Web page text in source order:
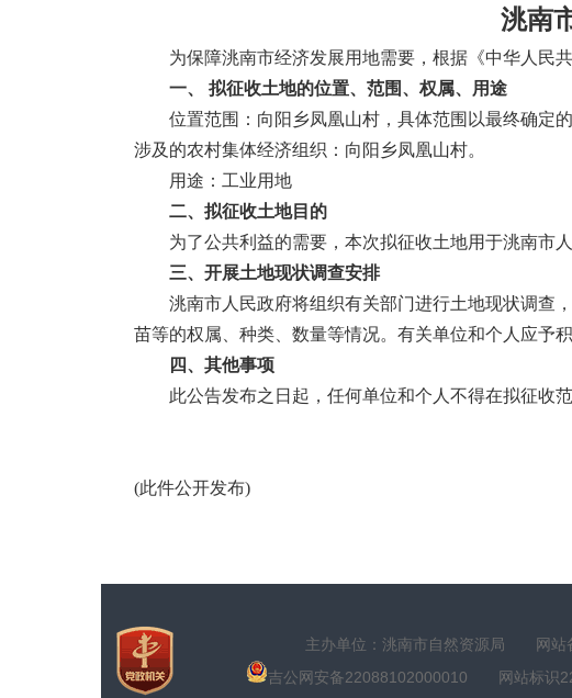
洮南
为保障洮南市经济发展用地需要，根据《中华人民
一、 拟征收土地的位置、范围、权属、用途
位置范围：向阳乡凤凰山村，具体范围以最终确定的
涉及的农村集体经济组织：向阳乡凤凰山村。
用途：工业用地
二、拟征收土地目的
为了公共利益的需要，本次拟征收土地用于洮南市
三、开展土地现状调查安排
洮南市人民政府将组织有关部门进行土地现状调查
苗等的权属、种类、数量等情况。有关单位和个人应予
四、其他事项
此公告发布之日起，任何单位和个人不得在拟征收
(此件公开发布)
主办单位：洮南市自然资源局 网站
吉公网安备22088102000010 网站标识